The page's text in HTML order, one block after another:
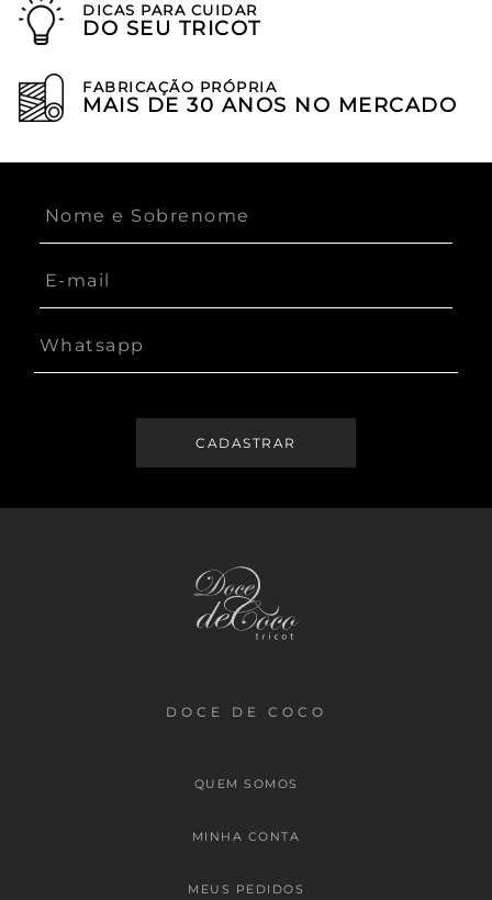
DICAS PARA CUIDAR
DO SEU TRICOT
FABRICAÇÃO PRÓPRIA
MAIS DE 30 ANOS NO MERCADO
DOCE DE COCO
QUEM SOMOS
MINHA CONTA
MEUS PEDIDOS